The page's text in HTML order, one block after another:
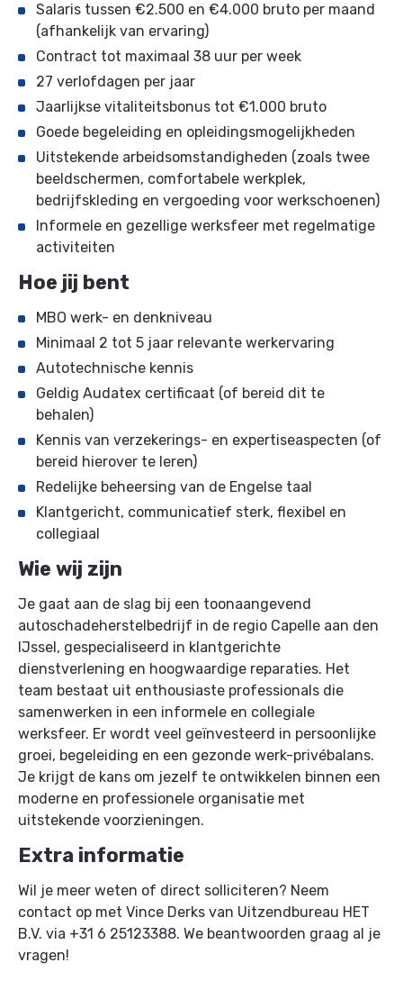
het herstelproces.
Salaris tussen €2.500 en €4.000 bruto per maand
(afhankelijk van ervaring)
Contract tot maximaal 38 uur per week
27 verlofdagen per jaar
Jaarlijkse vitaliteitsbonus tot €1.000 bruto
Goede begeleiding en opleidingsmogelijkheden
Uitstekende arbeidsomstandigheden (zoals twee
beeldschermen, comfortabele werkplek,
bedrijfskleding en vergoeding voor werkschoenen)
Informele en gezellige werksfeer met regelmatige
activiteiten
Hoe jij bent
MBO werk- en denkniveau
Minimaal 2 tot 5 jaar relevante werkervaring
Autotechnische kennis
Geldig Audatex certificaat (of bereid dit te
behalen)
Kennis van verzekerings- en expertiseaspecten (of
bereid hierover te leren)
Redelijke beheersing van de Engelse taal
Klantgericht, communicatief sterk, flexibel en
collegiaal
Wie wij zijn
Je gaat aan de slag bij een toonaangevend
autoschadeherstelbedrijf in de regio Capelle aan den
IJssel, gespecialiseerd in klantgerichte
dienstverlening en hoogwaardige reparaties. Het
team bestaat uit enthousiaste professionals die
samenwerken in een informele en collegiale
werksfeer. Er wordt veel geïnvesteerd in persoonlijke
groei, begeleiding en een gezonde werk-privébalans.
Je krijgt de kans om jezelf te ontwikkelen binnen een
moderne en professionele organisatie met
uitstekende voorzieningen.
Extra informatie
Wil je meer weten of direct solliciteren? Neem
contact op met Vince Derks van Uitzendbureau HET
B.V. via +31 6 25123388. We beantwoorden graag al je
vragen!